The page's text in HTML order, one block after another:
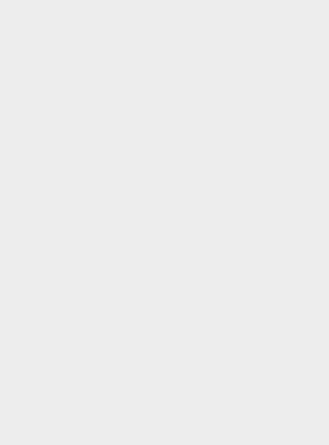
die kommunalen
Bewässerung Ihrer Pflanzen
Materials (Blätter,